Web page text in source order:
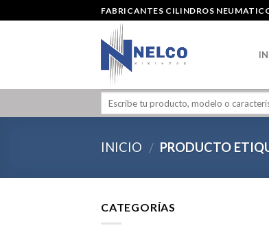
FABRICANTES CILINDROS
INICIO / PRODUCTO
CATEGORÍAS